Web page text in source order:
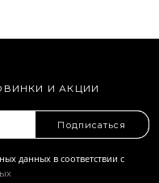
И АКЦИИ
Подписаться
данных в соответствии с